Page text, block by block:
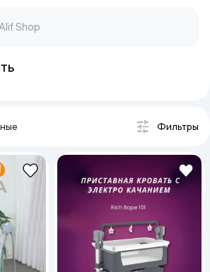
Фильтры